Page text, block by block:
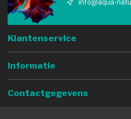
info@aqua-
Klantenservice
Informatie
Contactgegevens